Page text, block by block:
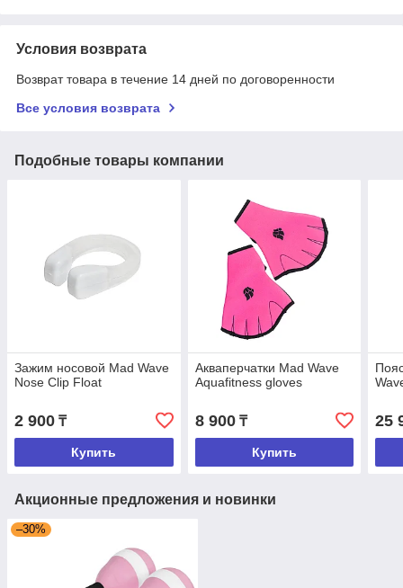
Условия возврата
Возврат товара в течение 14 дней по договоренности
Все условия возврата
Подобные товары компании
Зажим носовой Mad Wave
Nose Clip Float
2 900 ₸
Купить
Акваперчатки Mad Wave
Aquafitness gloves
8 900₸
Купить
25
Акционные предложения и новинки
–30%